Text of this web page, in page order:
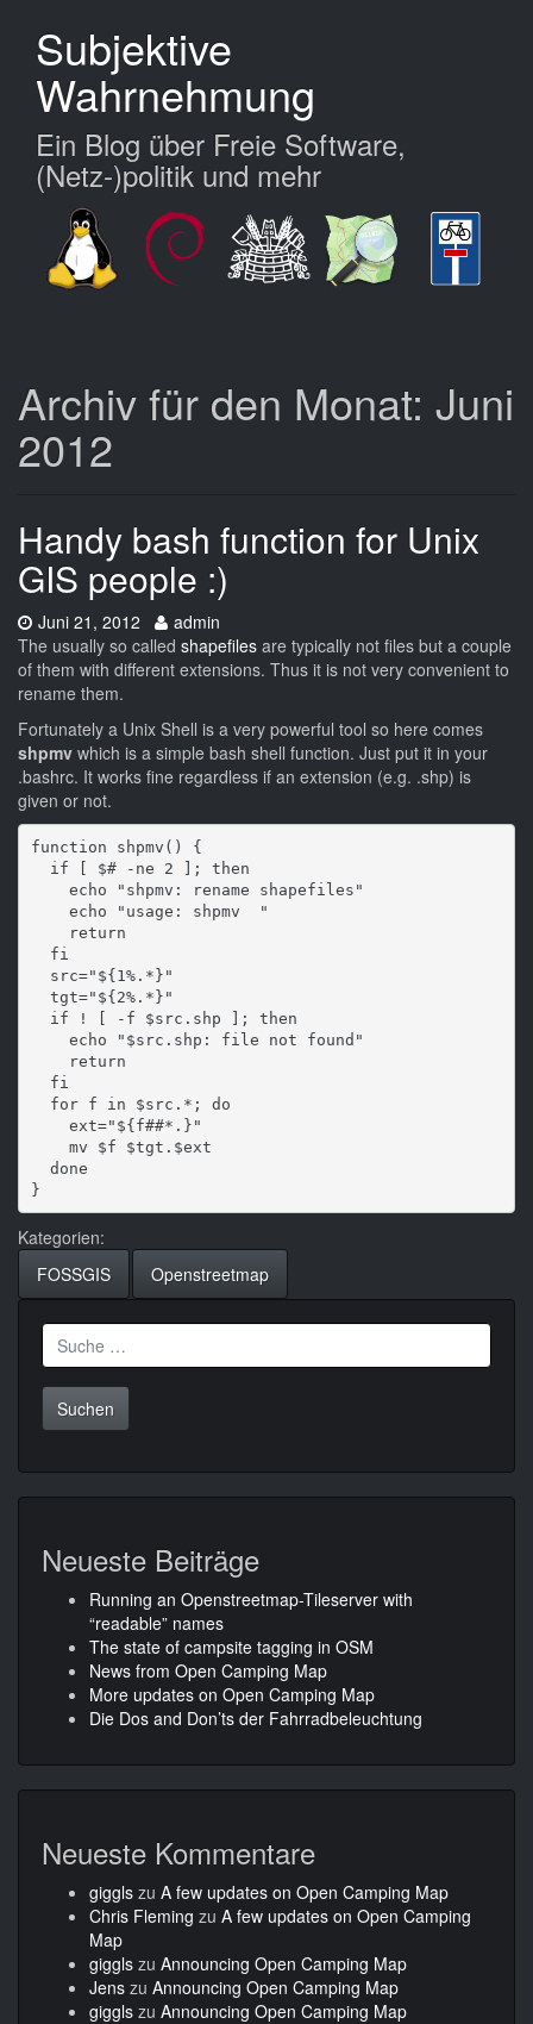
Hauptinhalt
springen
Subjektive
Wahrnehmung
Ein Blog über Freie Software,
(Netz-)politik und mehr
Archiv für den Monat: Juni
2012
Handy bash function for Unix
GIS people :)
Datum:
Juni 21, 2012 Autor:
admin
The usually so called shapefiles are typically not files but a couple
of them with different extensions. Thus it is not very convenient to
rename them.
Fortunately a Unix Shell is a very powerful tool so here comes
shpmv which is a simple bash shell function. Just put it in your
.bashrc. It works fine regardless if an extension (e.g. .shp) is
given or not.
function shpmv() {
  if [ $# -ne 2 ]; then
    echo "shpmv: rename shapefiles"
    echo "usage: shpmv
"
    return
  fi
  src="${1%.*}"
  tgt="${2%.*}"
  if ! [ -f $src.shp ]; then
    echo "$src.shp: file not found"
    return
  fi
  for f in $src.*; do
    ext="${f##*.}"
    mv $f $tgt.$ext
  done
Kategorien:
FOSSGIS
Openstreetmap
Suche
nach:
Neueste Beiträge
Running an Openstreetmap-Tileserver with
“readable” names
The state of campsite tagging in OSM
News from Open Camping Map
More updates on Open Camping Map
Die Dos and Don’ts der Fahrradbeleuchtung
Neueste Kommentare
giggls zu A few updates on Open Camping Map
Chris Fleming zu A few updates on Open Camping
Map
giggls zu Announcing Open Camping Map
Jens zu Announcing Open Camping Map
giggls zu Announcing Open Camping Map